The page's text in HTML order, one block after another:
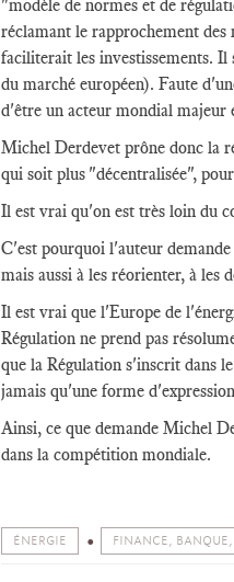
"modèle de normes et de
réclamant le rapprochement des
faciliterait les investissements. Il
du marché européen). Faute
d'être un acteur mondial majeur
Michel Derdevet prône donc la
qui soit plus "décentralisée",
Il est vrai qu'on est très loin du
C'est pourquoi l'auteur
mais aussi à les réorienter, à
Il est vrai que l'Europe de
Régulation ne prend pas
que la Régulation s'inscrit dans
jamais qu'une forme
Ainsi, ce que demande Michel
dans la compétition mondiale.
ÉNERGIE FINANCE, BANQUE,